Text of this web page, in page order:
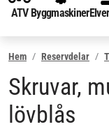
ATV Byggmaskiner
Hem Reservdelar
Skruvar,
lövblås